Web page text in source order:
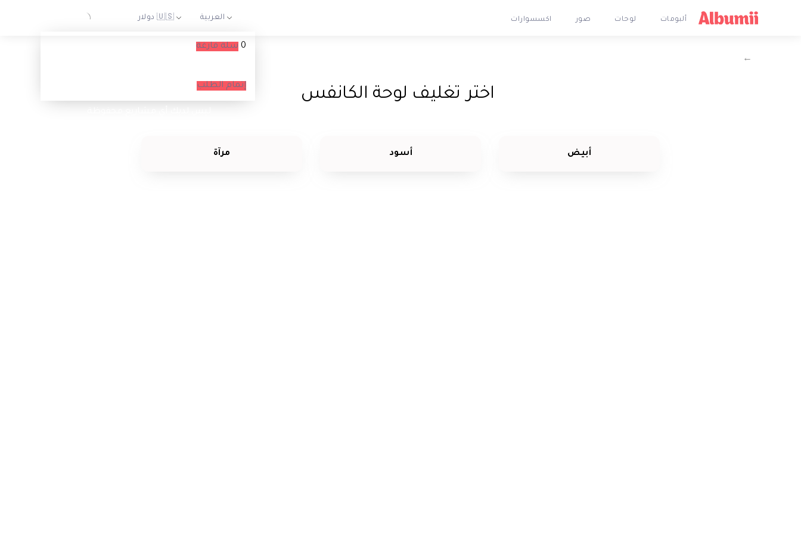
ألبومات لوحات صور اكسسوارات
0 سلة فارغة
إتمام الطلب
←
اختر تغليف لوحة الكانفس
أبيض أسود مرآة